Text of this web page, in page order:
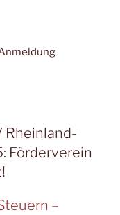
Rheinland-
Förderverein
–